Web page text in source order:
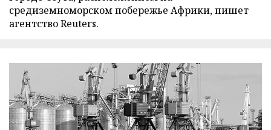
средиземноморском побережье Африки, пишет
агентство Reuters.